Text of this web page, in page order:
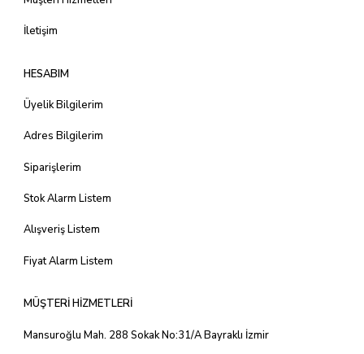
İletişim
HESABIM
Üyelik Bilgilerim
Adres Bilgilerim
Siparişlerim
Stok Alarm Listem
Alışveriş Listem
Fiyat Alarm Listem
MÜŞTERİ HİZMETLERİ
Mansuroğlu Mah. 288 Sokak No:31/A Bayraklı İzmir